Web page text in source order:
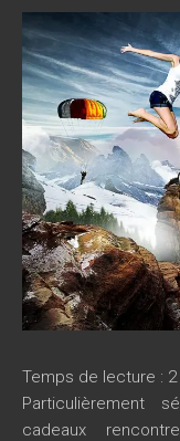
Temps de lecture : 2
Particulièrement
cadeaux